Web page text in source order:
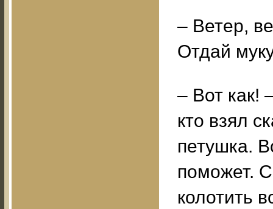
– Ветер,
Отдай
– Вот как!
кто взял
петушка.
поможет.
колотить